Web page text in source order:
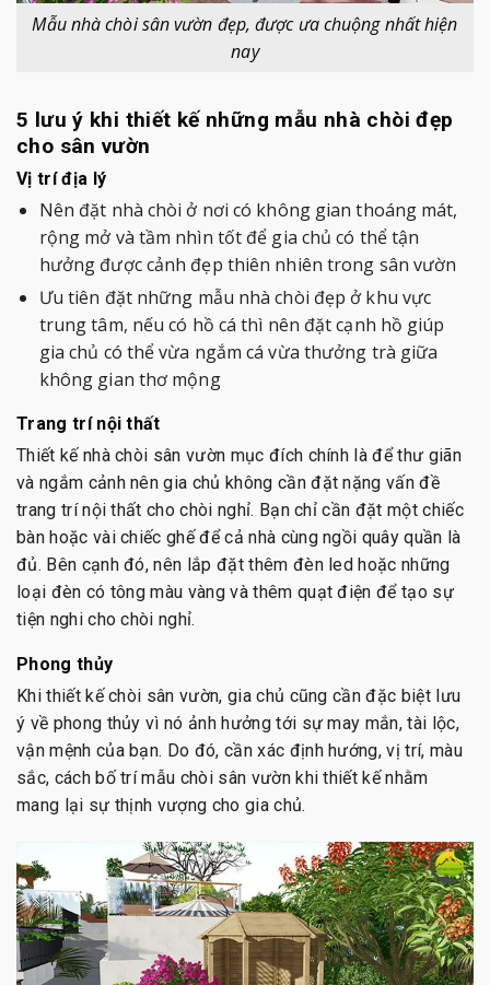
Mẫu nhà chòi sân vườn đẹp, được ưa chuộng nhất hiện
nay
5 lưu ý khi thiết kế những mẫu nhà chòi đẹp
cho sân vườn
Vị trí địa lý
Nên đặt nhà chòi ở nơi có không gian thoáng mát,
rộng mở và tầm nhìn tốt để gia chủ có thể tận
hưởng được cảnh đẹp thiên nhiên trong sân vườn
Ưu tiên đặt những mẫu nhà chòi đẹp ở khu vực
trung tâm, nếu có hồ cá thì nên đặt cạnh hồ giúp
gia chủ có thể vừa ngắm cá vừa thưởng trà giữa
không gian thơ mộng
Trang trí nội thất
Thiết kế nhà chòi sân vườn mục đích chính là để thư giãn
và ngắm cảnh nên gia chủ không cần đặt nặng vấn đề
trang trí nội thất cho chòi nghỉ. Bạn chỉ cần đặt một chiếc
bàn hoặc vài chiếc ghế để cả nhà cùng ngồi quây quần là
đủ. Bên cạnh đó, nên lắp đặt thêm đèn led hoặc những
loại đèn có tông màu vàng và thêm quạt điện để tạo sự
tiện nghi cho chòi nghỉ.
Phong thủy
Khi thiết kế chòi sân vườn, gia chủ cũng cần đặc biệt lưu
ý về phong thủy vì nó ảnh hưởng tới sự may mắn, tài lộc,
vận mệnh của bạn. Do đó, cần xác định hướng, vị trí, màu
sắc, cách bố trí mẫu chòi sân vườn khi thiết kế nhằm
mang lại sự thịnh vượng cho gia chủ.